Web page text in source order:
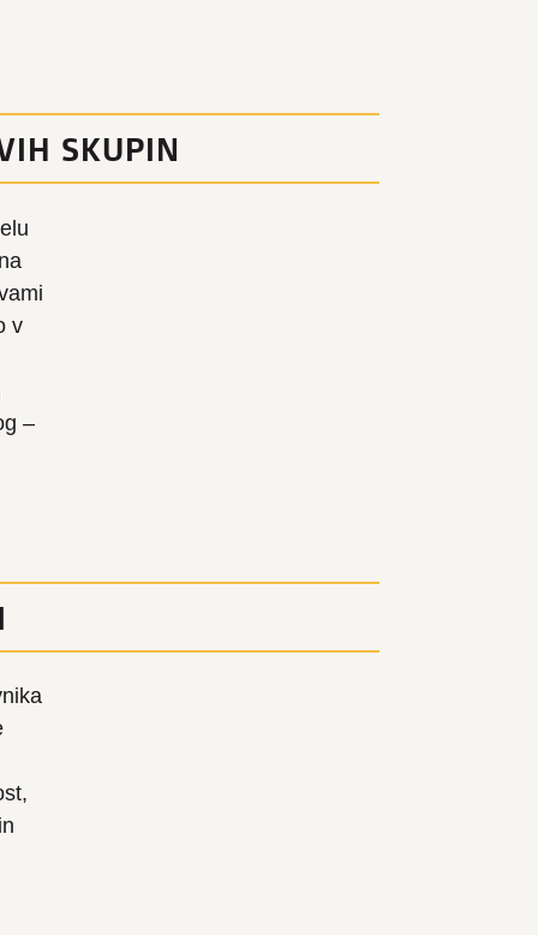
SKUPIN
v
–